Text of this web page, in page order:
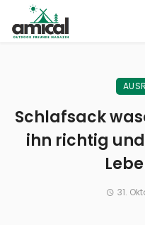
Schlafsack
ihn richtig
31.